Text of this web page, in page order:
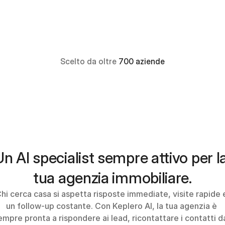
Scelto da oltre 700 aziende
AI specialist sempre attivo per
tua agenzia immobiliare.
cerca casa si aspetta risposte immediate, visite rapide
un follow-up costante. Con Keplero AI, la tua agenzia è
pronta a rispondere ai lead, ricontattare i contatti